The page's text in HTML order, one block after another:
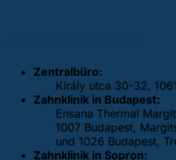
Zentralbüro:
Király utca 30-32,
Zahnklinik in Budapest:
Ensana Thermal
1007 Budapest,
und 1026 Budapest,
Zahnklinik in Sopron: